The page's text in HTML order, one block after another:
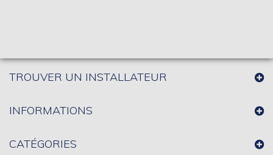
TROUVER UN INSTALLATEUR
INFORMATIONS
CATÉGORIES